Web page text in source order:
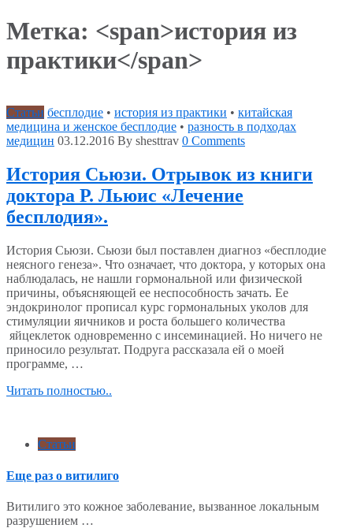
Метка: <span>история из
практики</span>
Статьи бесплодие • история из практики • китайская
медицина и женское бесплодие • разность в подходах
медицин 03.12.2016 By shesttrav 0 Comments
История Сьюзи. Отрывок из книги
доктора Р. Льюис «Лечение
бесплодия».
История Сьюзи. Сьюзи был поставлен диагноз «бесплодие
неясного генеза». Что означает, что доктора, у которых она
наблюдалась, не нашли гормональной или физической
причины, объясняющей ее неспособность зачать. Ее
эндокринолог прописал курс гормональных уколов для
стимуляции яичников и роста большего количества
яйцеклеток одновременно с инсеминацией. Но ничего не
приносило результат. Подруга рассказала ей о моей
программе, …
Читать полностью..
Статьи
Еще раз о витилиго
Витилиго это кожное заболевание, вызванное локальным
разрушением …